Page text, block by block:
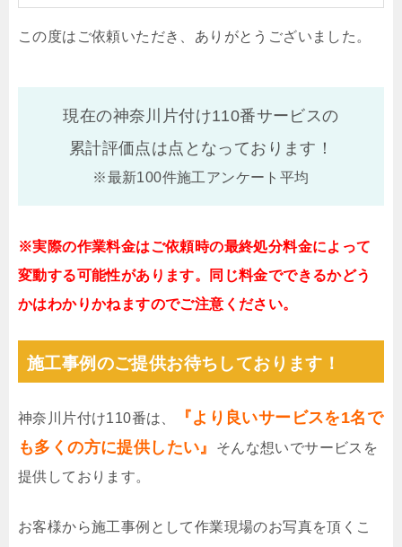
この度はご依頼いただき、ありがとうございました。
現在の神奈川片付け110番サービスの
累計評価点は点となっております！
※最新100件施工アンケート平均
※実際の作業料金はご依頼時の最終処分料金によって
変動する可能性があります。同じ料金でできるかどう
かはわかりかねますのでご注意ください。
施工事例のご提供お待ちしております！
神奈川片付け110番は、
『より良いサービスを1名で
も多くの方に提供したい』
そんな想いでサービスを
提供しております。
お客様から施工事例として作業現場のお写真を頂くこ